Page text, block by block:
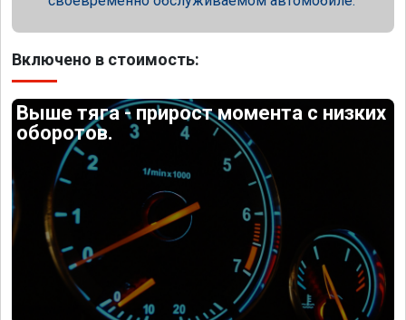
Включено в стоимость:
Выше тяга - прирост момента с низких
оборотов.